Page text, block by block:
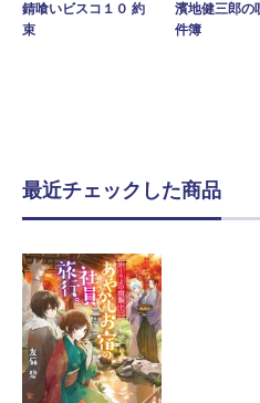
錆喰いビスコ１０ 約
束
濱地健三郎の
件簿
最近チェックした商品